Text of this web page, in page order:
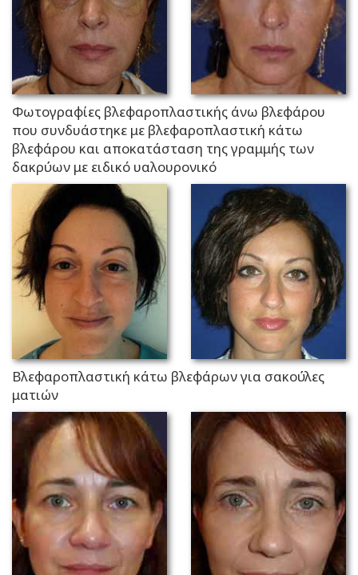
Φωτογραφίες βλεφαροπλαστικής άνω βλεφάρου
που συνδυάστηκε με βλεφαροπλαστική κάτω
βλεφάρου και αποκατάσταση της γραμμής των
δακρύων με ειδικό υαλουρονικό
Βλεφαροπλαστική κάτω βλεφάρων για σακούλες
ματιών